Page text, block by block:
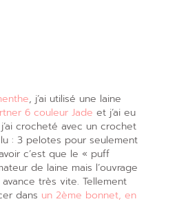
, j’ai utilisé une laine
6 couleur Jade et j’ai eu
crocheté avec un crochet
: 3 pelotes pour seulement
c’est que le « puff
de laine mais l’ouvrage
très vite. Tellement
dans un 2ème bonnet, en